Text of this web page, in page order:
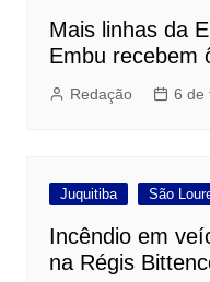
Mais linhas da
Embu recebem
Redação 6 de
Juquitiba São
Incêndio em
na Régis